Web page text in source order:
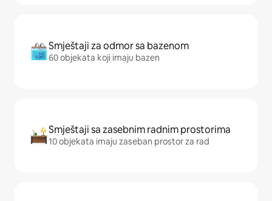
Smještaji za odmor sa bazenom
60 objekata koji imaju bazen
Smještaji sa zasebnim radnim prostorima
10 objekata imaju zaseban prostor za rad